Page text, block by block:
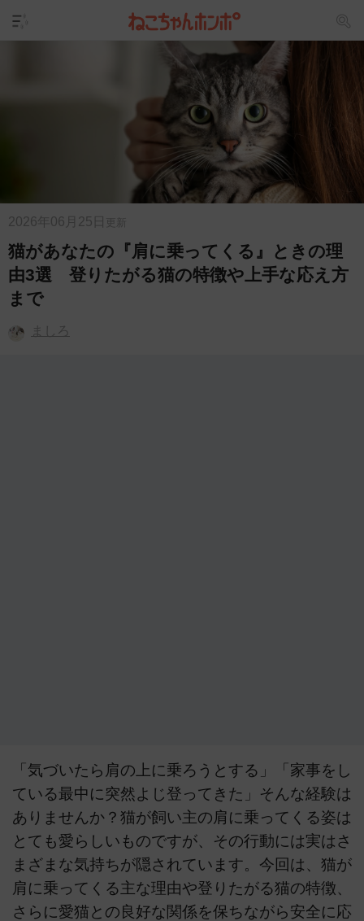
2026年06月25日 更新
猫があなたの『肩に乗ってくる』ときの理
由3選 登りたがる猫の特徴や上手な応え方
まで
ましろ
「気づいたら肩の上に乗ろうとする」「家事をし
ている最中に突然よじ登ってきた」そんな経験は
ありませんか？猫が飼い主の肩に乗ってくる姿は
とても愛らしいものですが、その行動には実はさ
まざまな気持ちが隠されています。今回は、猫が
肩に乗ってくる主な理由や登りたがる猫の特徴、
さらに愛猫との良好な関係を保ちながら安全に応